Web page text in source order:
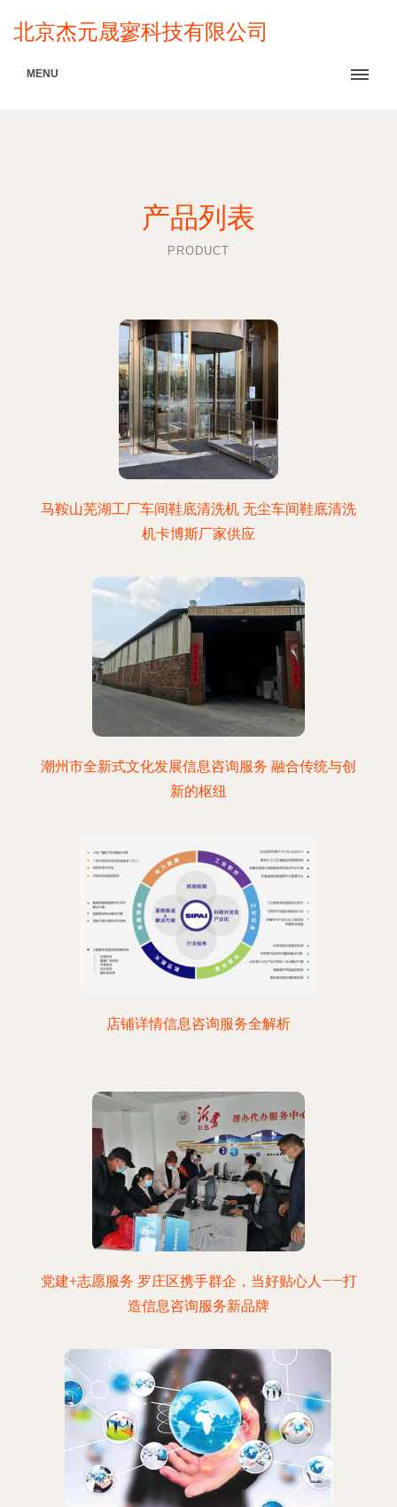
北京杰元晟寥科技有限公司
MENU
产品列表
PRODUCT
马鞍山芜湖工厂车间鞋底清洗机 无尘车间鞋底清洗
机卡博斯厂家供应
潮州市全新式文化发展信息咨询服务 融合传统与创
新的枢纽
店铺详情信息咨询服务全解析
党建+志愿服务 罗庄区携手群企，当好贴心人——打
造信息咨询服务新品牌